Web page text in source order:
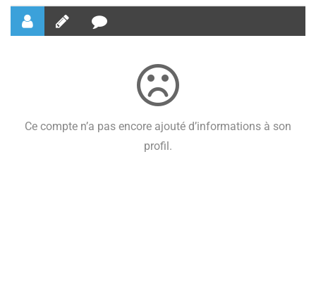
Ce compte n’a pas encore ajouté d’informations à son
profil.